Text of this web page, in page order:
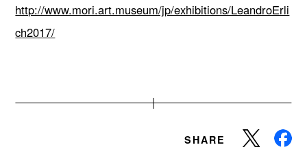
http://www.mori.art.museum/jp/exhibitions/LeandroErli
ch2017/
SHARE